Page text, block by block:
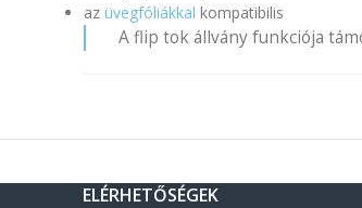
az üvegfóliákkal kompatibilis
A flip tok állvány funkciója
ELÉRHETŐSÉGEK